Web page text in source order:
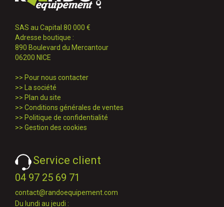
SAS au Capital 80 000 €
Adresse boutique :
890 Boulevard du Mercantour
06200 NICE
>> Pour nous contacter
>>
La société
>> Plan du site
>> Conditions générales de ventes
>> Politique de confidentialité
>> Gestion des cookies
Service client
04 97 25 69 71
contact@randoequipement.com
Du lundi au jeudi :